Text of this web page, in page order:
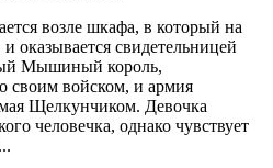
возле шкафа, в который на
оказывается свидетельницей
Мышиный король,
своим войском, и армия
Щелкунчиком. Девочка
человечка, однако чувствует